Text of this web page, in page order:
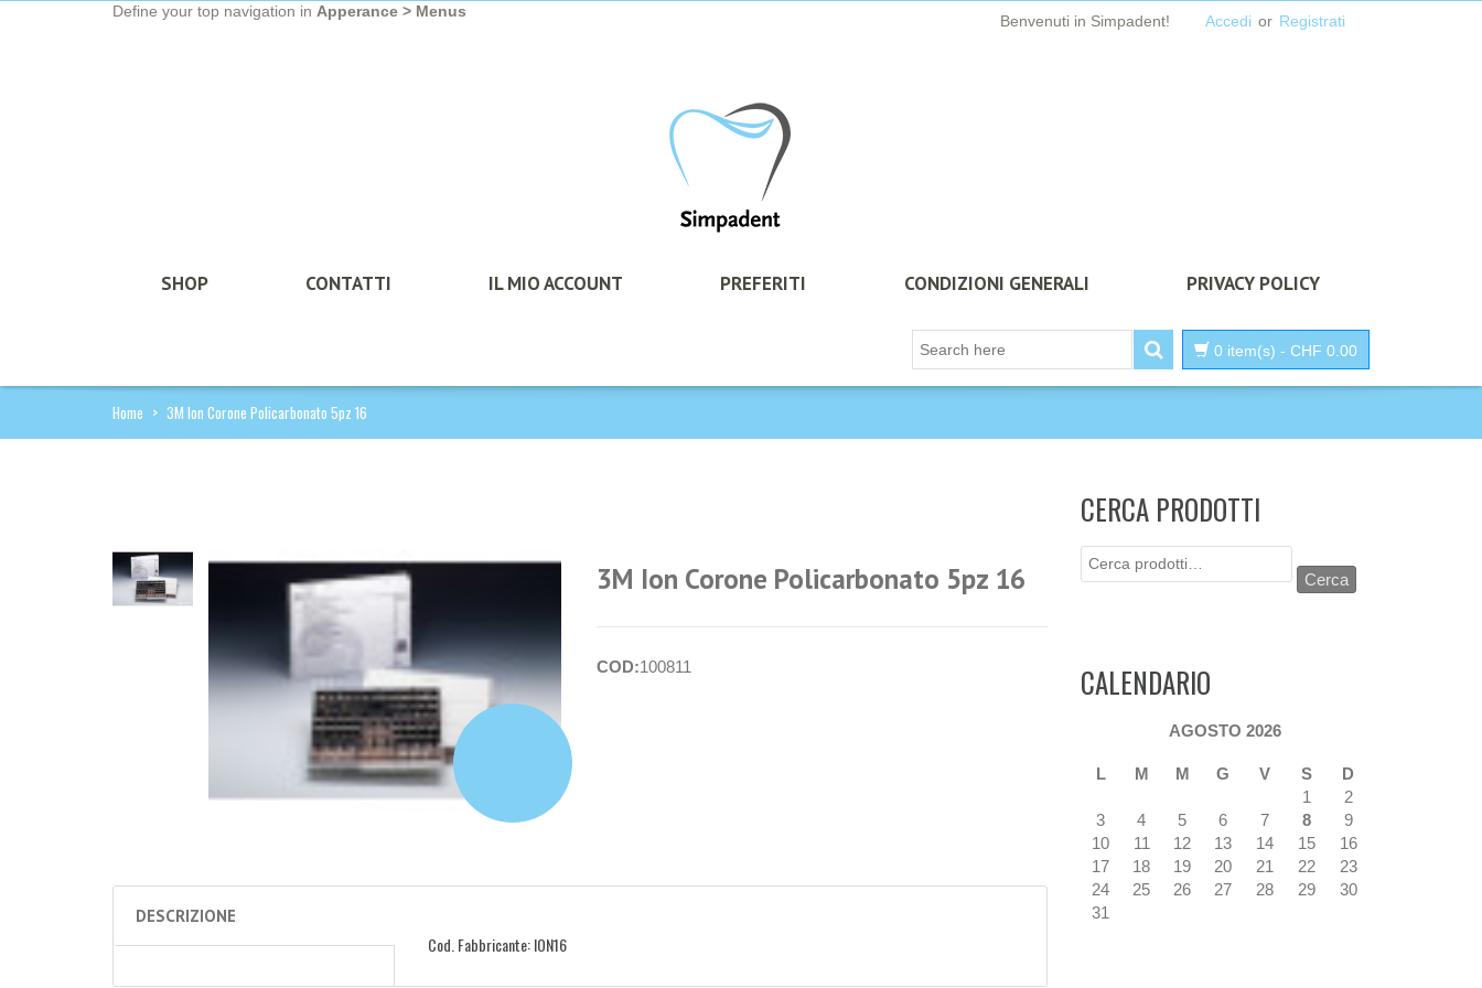
Define your top navigation in Apperance > Menus
Benvenuti in Simpadent! Accedi or Registrati
SHOP CONTATTI IL MIO ACCOUNT PREFERITI CONDIZIONI GENERALI PRIVACY POLICY
0 item(s) - CHF 0.00
Home > 3M Ion Corone Policarbonato 5pz 16
3M Ion Corone Policarbonato 5pz 16
COD:100811
DESCRIZIONE
Cod. Fabbricante: ION16
CERCA PRODOTTI
Cerca:
Cerca
CALENDARIO
AGOSTO 2026
L M M G V S
D
1
2
3
4 5 6 7 8
9
10
11 12 13 14 15
16
17
18 19 20 21 22
23
24
25 26 27 28 29
30
31